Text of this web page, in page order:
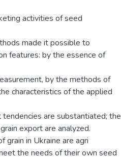
activities of seed
made it possible to
features: by the essence of
by the methods of
characteristics of the applied
are substantiated; the
export are analyzed.
in Ukraine are agri
the needs of their own seed